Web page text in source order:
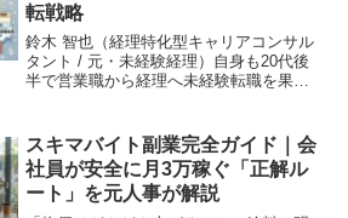
転戦略
鈴木 智也（経理特化型キャリアコンサル
タント / 元・未経験経理）自身も20代後
半で営業職から経理へ未経験転職を果た
事抜きの「泥臭くても確実な戦略」で多
くの求職者を成...
スキマバイト副業完全ガイド｜会
社員が安全に月3万稼ぐ「正解ル
ート」を元人事が解説